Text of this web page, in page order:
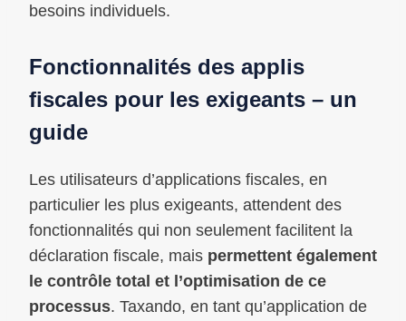
besoins individuels.
Fonctionnalités des applis
fiscales pour les exigeants – un
guide
Les utilisateurs d’applications fiscales, en
particulier les plus exigeants, attendent des
fonctionnalités qui non seulement facilitent la
déclaration fiscale, mais permettent également
le contrôle total et l’optimisation de ce
processus. Taxando, en tant qu’application de